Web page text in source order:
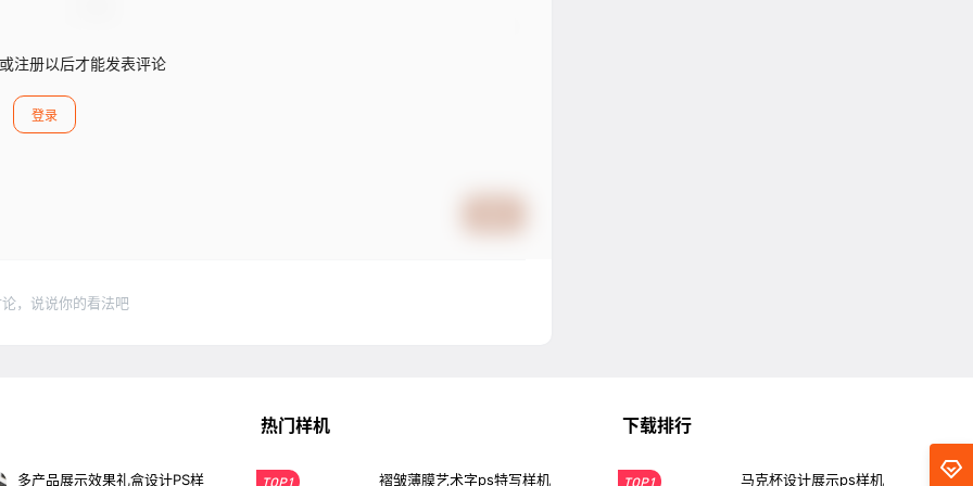
注册以后才能发表评论
登录
，说说你的看法吧
多产品展示效果礼盒设计PS样
热门样机
TOP1 褶皱薄膜艺术字ps特写样机
下载排行
TOP1 马克杯设计展示ps样机